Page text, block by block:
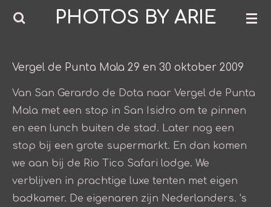
Ga
de
PHOTOS BY ARIE
Vergel de Punta Mala 29 en 30 oktober 2009
Van San Gerardo de Dota naar Vergel de Punta
Mala met een stop in San Isidro om te pinnen
en een lunch buiten de stad. Later nog een
stop bij een grote supermarkt. En dan komen
we aan bij de Rio Tico Safari lodge. We
verblijven in prachtige luxe tenten met eigen
badkamer. De eigenaren zijn Nederlanders. 's